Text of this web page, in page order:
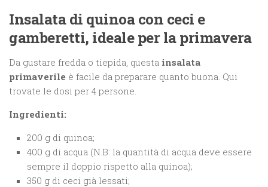
Insalata di quinoa con ceci e
gamberetti, ideale per la primavera
Da gustare fredda o tiepida, questa insalata
primaverile è facile da preparare quanto buona. Qui
trovate le dosi per 4 persone.
Ingredienti:
200 g di quinoa;
400 g di acqua (N.B: la quantità di acqua deve essere
sempre il doppio rispetto alla quinoa);
350 g di ceci già lessati;